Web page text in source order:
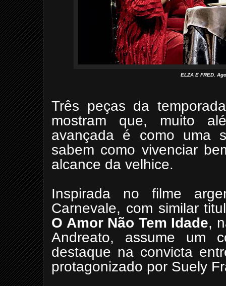
ELZA E FRED.
Três peças da
mostram que, muito
avançada é como uma
sabem como vivenciar
alcance da velhice.
Inspirada no filme
Carnevale, com similar
O Amor Não Tem Idade,
Andreato, assume um
destaque na convicta
protagonizado por Suely